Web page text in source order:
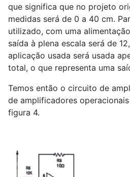
que significa que no projeto
medidas será de 0 a 40 cm.
utilizado, com uma
saída à plena escala será de
aplicação usada será usada
total, o que representa uma
Temos então o circuito de
de amplificadores
figura 4.